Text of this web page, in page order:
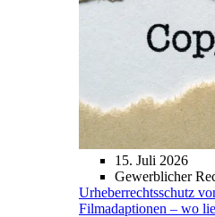
15. Juli 2026
Gewerblicher
Urheberrechtsschutz
Filmadaptionen – wo